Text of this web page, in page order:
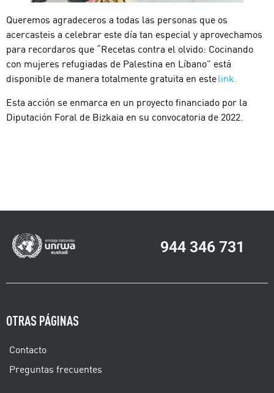
Queremos agradeceros a todas las personas que os
acercasteis a celebrar este día tan especial y aprovechamos
para recordaros que “Recetas contra el olvido: Cocinando
con mujeres refugiadas de Palestina en Líbano” está
disponible de manera totalmente gratuita en estelink.
Esta acción se enmarca en un proyecto financiado por la
Diputación Foral de Bizkaia en su convocatoria de 2022.
944 346 731
OTRAS PÁGINAS
Contacto
Preguntas frecuentes